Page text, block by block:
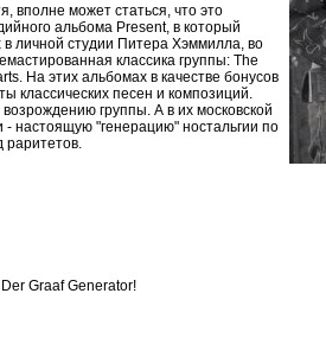
вполне может статься, что это
альбома Present, в который
личной студии Питера Хэммилла, во
классика группы: The
На этих альбомах в качестве бонусов
классических песен и композиций.
группы. А в их московской
настоящую "генерацию" ностальгии по
Graaf Generator!